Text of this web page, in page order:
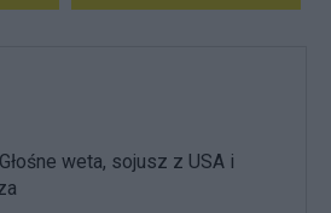
weta, sojusz z USA i